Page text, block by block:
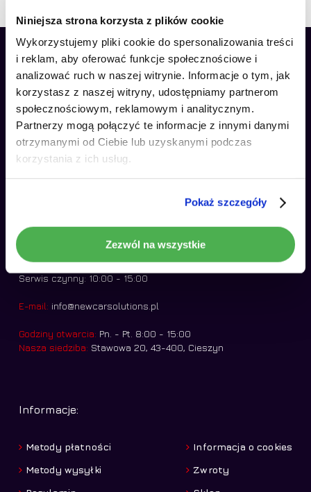
Niniejsza strona korzysta z plików cookie
Wykorzystujemy pliki cookie do spersonalizowania treści
i reklam, aby oferować funkcje społecznościowe i
analizować ruch w naszej witrynie. Informacje o tym, jak
korzystasz z naszej witryny, udostępniamy partnerom
społecznościowym, reklamowym i analitycznym.
Partnerzy mogą połączyć te informacje z innymi danymi
otrzymanymi od Ciebie lub uzyskanymi podczas
korzystania z ich usług.
Pokaż szczegóły
Zezwól na wszystkie
Brak produktów w koszyku.
Idź do sklepu
Jeżeli mają Państwo jakiekolwiek wątpliwości lub pytania
związane z naszymi produktami, to zapraszamy do kontaktu!
Sklep:
+48 570 626 021
Serwis:+48 577 590 700
Serwis czynny: 10:00 - 15:00
E-mail: info@newcarsolutions.pl
Godziny otwarcia: Pn. - Pt. 8:00 - 15:00
Nasza siedziba: Stawowa 20, 43-400, Cieszyn
Informacje:
Metody płatności
Metody wysyłki
Informacja o cookies
Zwroty